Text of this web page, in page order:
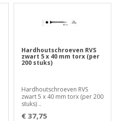
Hardhoutschroeven RVS
zwart 5 x 40 mm torx (per
200 stuks)
Hardhoutschroeven RVS
zwart 5 x 40 mm torx (per 200
stuks) ..
€ 37,75